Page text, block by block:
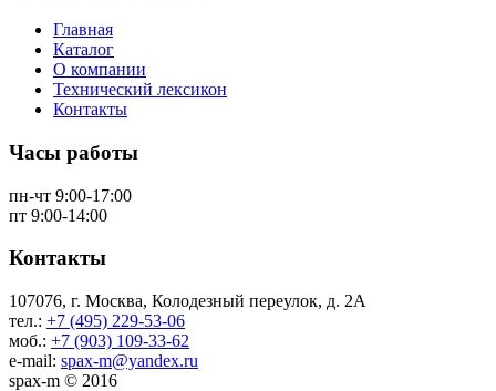
Главная
Каталог
О компании
Технический лексикон
Контакты
Часы работы
пн-чт 9:00-17:00
пт 9:00-14:00
Контакты
107076, г. Москва, Колодезный переулок, д. 2А
тел.: +7 (495) 229-53-06
моб.: +7 (903) 109-33-62
e-mail: spax-m@yandex.ru
spax-m © 2016